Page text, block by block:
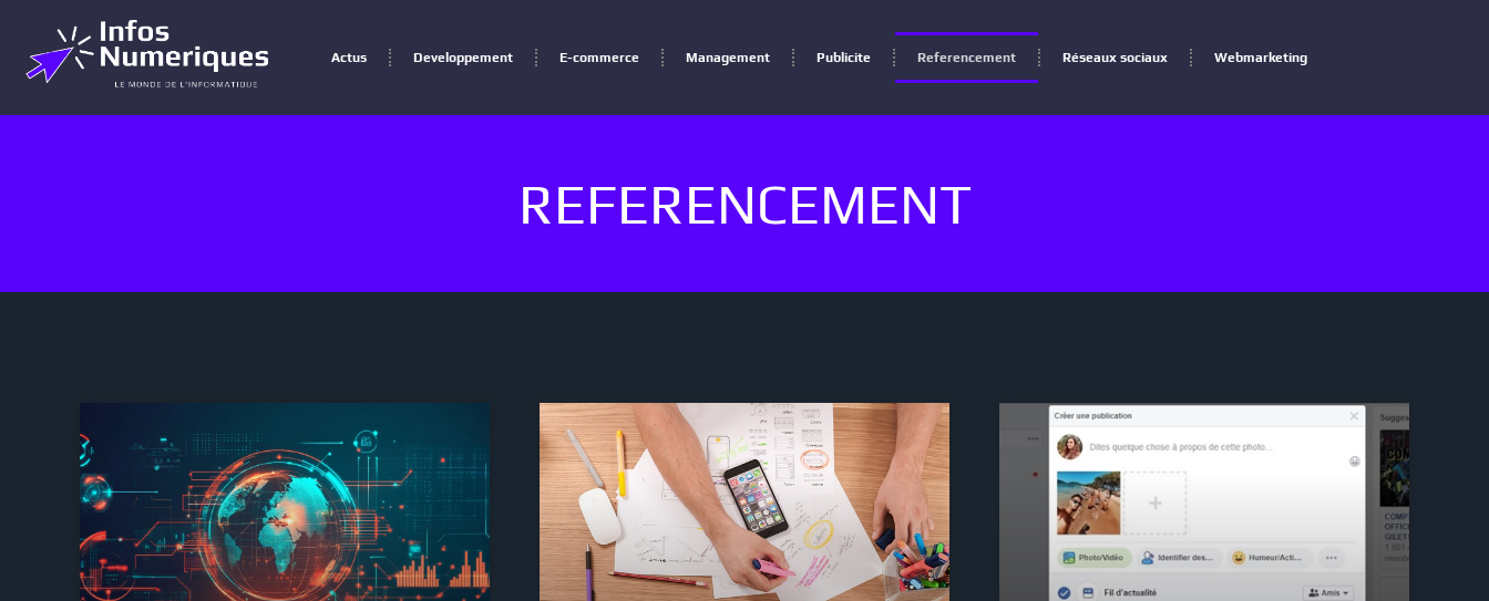
Actus Developpement E-commerce Management Publicite Referencement Réseaux sociaux Webmarketing
REFERENCEMENT